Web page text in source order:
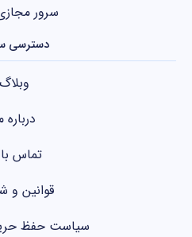
سرور
دسترسی
وبلاگ
درباره
تماس
قوانین و
سیاست حفظ